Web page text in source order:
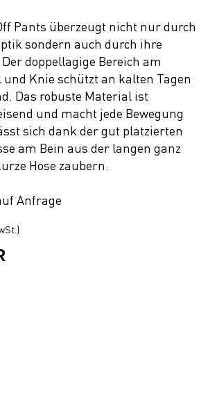
Pants überzeugt nicht nur durch
sondern auch durch ihre
doppellagige Bereich am
und Knie schützt an kalten Tagen
Das robuste Material ist
und macht jede Bewegung
sich dank der gut platzierten
am Bein aus der langen ganz
Hose zaubern.
Anfrage